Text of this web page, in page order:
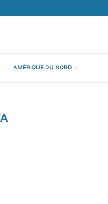
AMÉRIQUE DU NORD